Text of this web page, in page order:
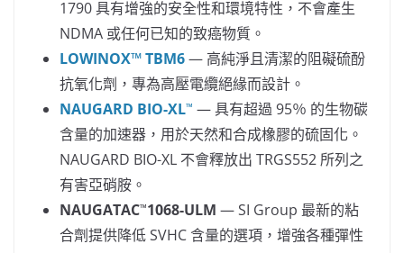
1790 具有增強的安全性和環境特性，不會產生
NDMA 或任何已知的致癌物質。
LOWINOX™ TBM6— 高純淨且清潔的阻礙硫酚
抗氧化劑，專為高壓電纜絕緣而設計。
NAUGARD BIO-XL™ — 具有超過 95％ 的生物碳
含量的加速器，用於天然和合成橡膠的硫固化。
NAUGARD BIO-XL 不會釋放出 TRGS552 所列之
有害亞硝胺。
NAUGATAC™1068-ULM — SI Group 最新的粘
合劑提供降低 SVHC 含量的選項，增強各種彈性